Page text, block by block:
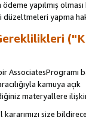
yapılmış
yapma
AssociatesProgramı
kamuya
materyallere
size